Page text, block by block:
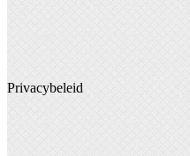
Privacybeleid